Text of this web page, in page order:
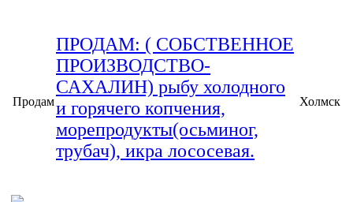
Продам
ПРОДАМ: ( СОБСТВЕННОЕ
ПРОИЗВОДСТВО-
САХАЛИН) рыбу холодного
и горячего копчения,
морепродукты(осьминог,
трубач), икра лососевая.
Холмск